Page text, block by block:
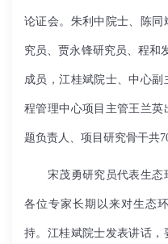
论证会。朱利中院士、陈
究员、贾永锋研究员、程和
成员，江桂斌院士、中心
程管理中心项目主管王兰
题负责人、项目研究骨干共
宋茂勇研究员代表生态
各位专家长期以来对生态
持。江桂斌院士发表讲话